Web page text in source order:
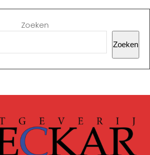
Zoeken
Zoeken